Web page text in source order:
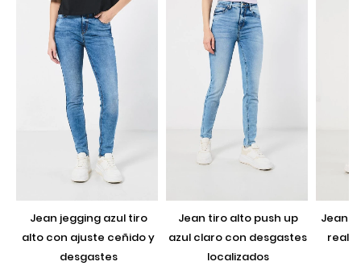
jean jegging azul tiro
alto con ajuste ceñido y
desgastes
jean tiro alto push up
azul claro con desgastes
localizados
jean push up negro con